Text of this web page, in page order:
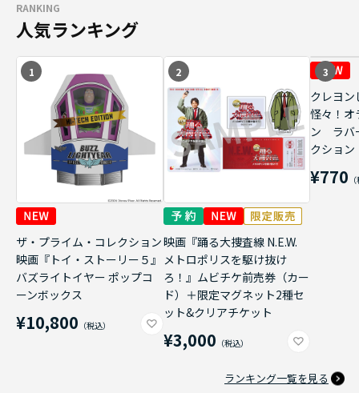
RANKING
人気ランキング
1
ザ・プライム・コレクション
映画『トイ・ストーリー５』
バズライトイヤー ポップコ
ーンボックス
¥10,800
2
映画『踊る大捜査線 N.E.W.
メトロポリスを駆け抜け
ろ！』ムビチケ前売券（カー
ド）＋限定マグネット2種セ
ット&クリアチケット
¥3,000
3
クレヨン
怪々！オ
ン ラバ
クショ
¥770
ランキング一覧を見る